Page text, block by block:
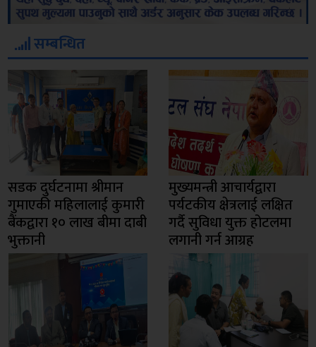
सम्बन्धित
सडक दुर्घटनामा श्रीमान
गुमाएकी महिलालाई कुमारी
बैंकद्वारा १० लाख बीमा दाबी
भुक्तानी
मुख्यमन्त्री आचार्यद्वारा
पर्यटकीय क्षेत्रलाई लक्षित
गर्दै सुविधा युक्त होटलमा
लगानी गर्न आग्रह